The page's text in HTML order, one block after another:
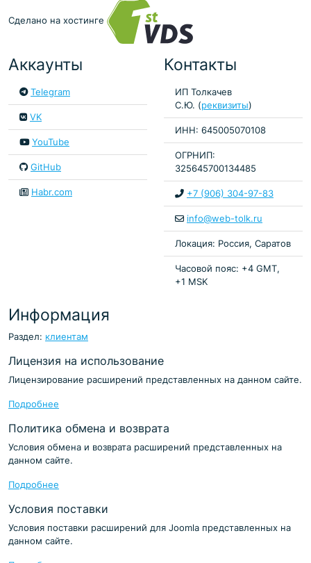
Сделано на хостинге
Аккаунты
Telegram
VK
YouTube
GitHub
Habr.com
Контакты
ИП Толкачев
С.Ю. (реквизиты)
ИНН: 645005070108
ОГРНИП:
325645700134485
+7 (906) 304-97-83
info@web-tolk.ru
Локация: Россия, Саратов
Часовой пояс: +4 GMT,
+1 MSK
Информация
Раздел: клиентам
Лицензия на использование
Лицензирование расширений представленных на данном сайте.
Подробнее
Политика обмена и возврата
Условия обмена и возврата расширений представленных на
данном сайте.
Подробнее
Условия поставки
Условия поставки расширений для Joomla представленных на
данном сайте.